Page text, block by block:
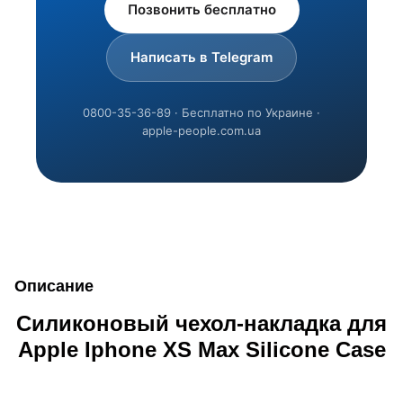
Позвонить бесплатно
Написать в Telegram
0800-35-36-89 · Бесплатно по Украине ·
apple-people.com.ua
Описание
Силиконовый чехол-накладка для
Apple Iphone XS Max Silicone Case